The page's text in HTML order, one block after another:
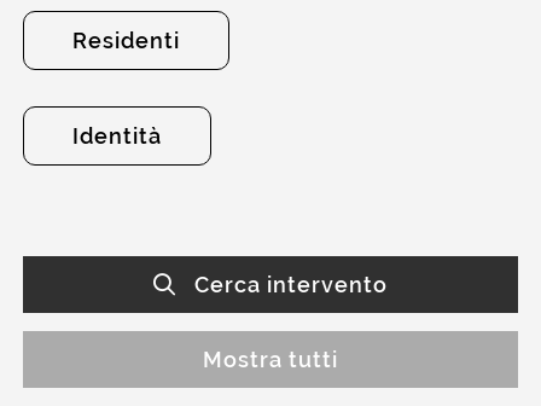
Residenti
Identità
Cerca intervento
Mostra tutti